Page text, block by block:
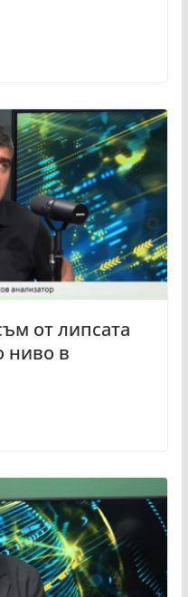
от липсата
ниво в